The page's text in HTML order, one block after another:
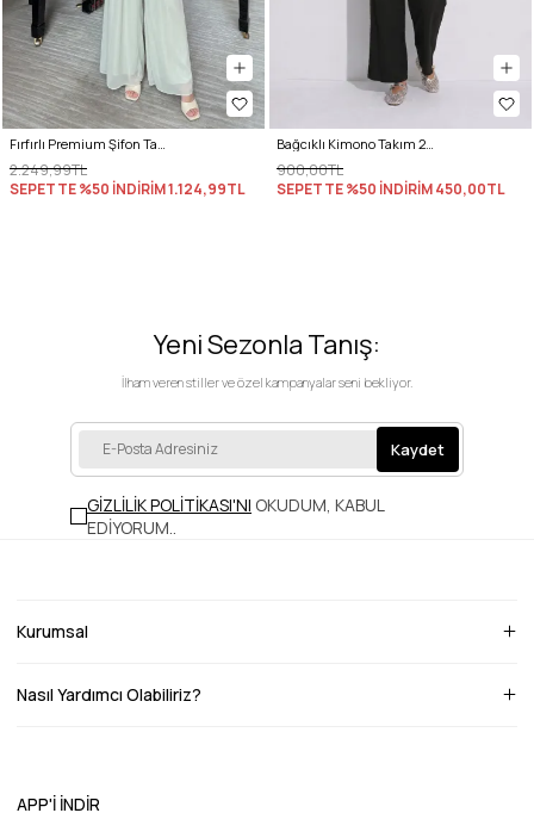
2.249,99TL
SEPETTE %50 İNDİRİM1.124,99TL
900,00TL
SEPETTE %50 İNDİRİM450,00TL
Yeni Sezonla Tanış:
İlham veren stiller ve özel kampanyalar seni bekliyor.
Kaydet
GİZLİLİK POLİTİKASI'NI OKUDUM, KABUL
EDİYORUM.
Kurumsal
Nasıl Yardımcı Olabiliriz?
APP'İ İNDİR